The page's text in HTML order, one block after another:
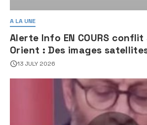
A LA UNE
Alerte Info EN COURS
Orient : Des images
une activité jugée «
13 JULY 2026